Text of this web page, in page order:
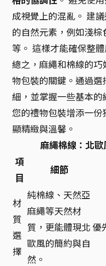
成視覺上的混亂。 建
的自然元素，例如淺
等。 這樣才能確保整
總之，麻繩和棉線的
物包裝的關鍵。通過
細，並掌握一些基本
您的禮物包裝增添一
顯精緻與溫馨。
麻繩棉線：北
項
目
細節
材
質
選
擇
純棉線、天然亞
麻繩等天然材
質，更能體現北
歐風的簡約與自
然。
優